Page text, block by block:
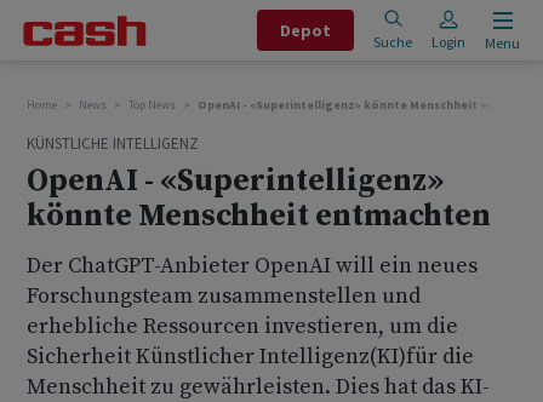
Depot
Suche Login Menu
Home News Top News OpenAI - «Superintelligenz» könnte Menschheit
KÜNSTLICHE INTELLIGENZ
OpenAI - «Superintelligenz»
könnte Menschheit entmachten
Der ChatGPT-Anbieter OpenAI will ein neues
Forschungsteam zusammenstellen und
erhebliche Ressourcen investieren, um die
Sicherheit Künstlicher Intelligenz(KI)für die
Menschheit zu gewährleisten. Dies hat das KI-